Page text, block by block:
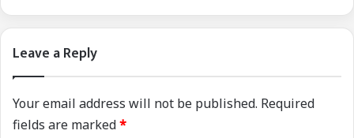
Leave a Reply
Your email address will not be published. Required
fields are marked*